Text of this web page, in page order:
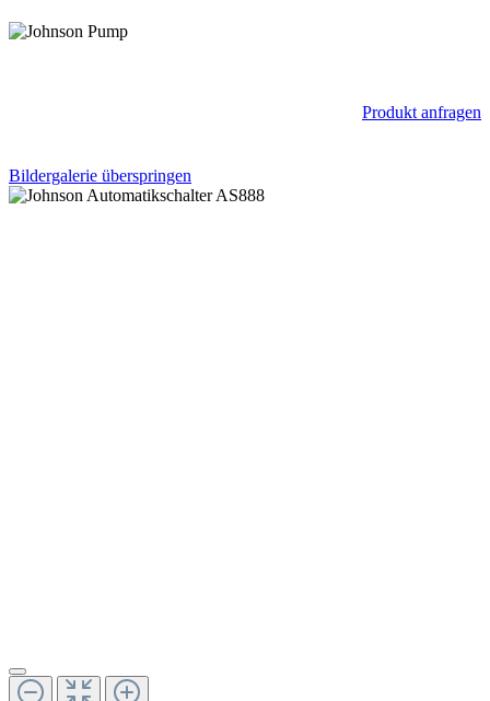
Produkt anfragen
Bildergalerie überspringen